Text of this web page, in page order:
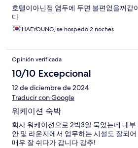
호텔이아닌점 염두에 두면 불편없을꺼같
다
HAEYOUNG, se hospedó 2 noches
Opinión verificada
10/10 Excepcional
12 de diciembre de 2024
Traducir con Google
워케이션 숙박
회사 워케이션으로 2박3일 묵었는데 내
안 및 라운지에서 업무하는 시설도 잘되
매우 잘 쉬다가 갑니다 강추!